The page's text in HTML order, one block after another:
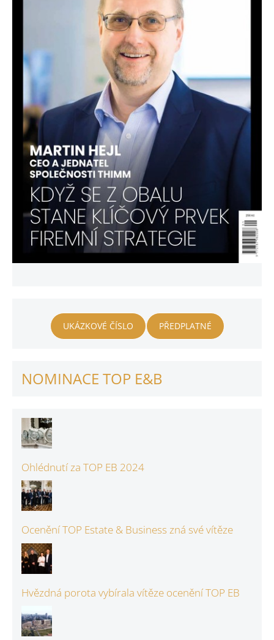
UKÁZKOVÉ ČÍSLO PŘEDPLATNÉ
NOMINACE TOP E&B
Ohlédnutí za TOP EB 2024
Ocenění TOP Estate & Business zná své vítěze
Hvězdná porota vybírala vítěze ocenění TOP EB